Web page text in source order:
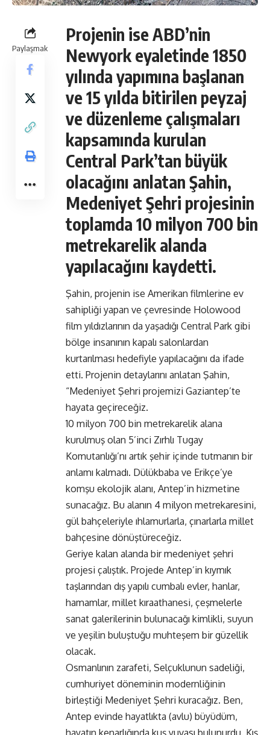
Paylaşmak
Projenin ise ABD’nin
Newyork eyaletinde 1850
yılında yapımına başlanan
ve 15 yılda bitirilen peyzaj
ve düzenleme çalışmaları
kapsamında kurulan
Central Park’tan büyük
olacağını anlatan Şahin,
Medeniyet Şehri projesinin
toplamda 10 milyon 700 bin
metrekarelik alanda
yapılacağını kaydetti.
Şahin, projenin ise Amerikan filmlerine ev
sahipliği yapan ve çevresinde Holowood
film yıldızlarının da yaşadığı Central Park gibi
bölge insanının kapalı salonlardan
kurtarılması hedefiyle yapılacağını da ifade
etti. Projenin detaylarını anlatan Şahin,
“Medeniyet Şehri projemizi Gaziantep’te
hayata geçireceğiz.
10 milyon 700 bin metrekarelik alana
kurulmuş olan 5’inci Zırhlı Tugay
Komutanlığı’nı artık şehir içinde tutmanın bir
anlamı kalmadı. Dülükbaba ve Erikçe’ye
komşu ekolojik alanı, Antep’in hizmetine
sunacağız. Bu alanın 4 milyon metrekaresini,
gül bahçeleriyle ıhlamurlarla, çınarlarla millet
bahçesine dönüştüreceğiz.
Geriye kalan alanda bir medeniyet şehri
projesi çalıştık. Projede Antep’in kıymık
taşlarından dış yapılı cumbalı evler, hanlar,
hamamlar, millet kıraathanesi, çeşmelerle
sanat galerilerinin bulunacağı kimlikli, suyun
ve yeşilin buluştuğu muhteşem bir güzellik
olacak.
Osmanlının zarafeti, Selçuklunun sadeliği,
cumhuriyet döneminin modernliğinin
birleştiği Medeniyet Şehri kuracağız. Ben,
Antep evinde hayatlıkta (avlu) büyüdüm,
hayatın kenarlığında kuş yuvası bulunurdu. Kış